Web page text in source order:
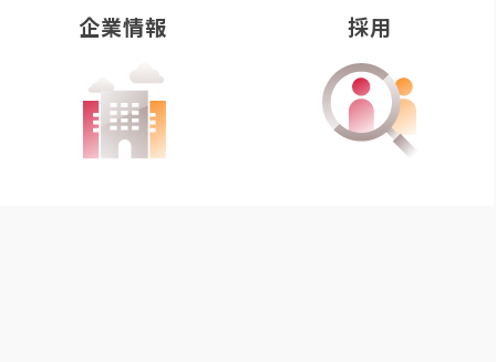
企業情報 採用